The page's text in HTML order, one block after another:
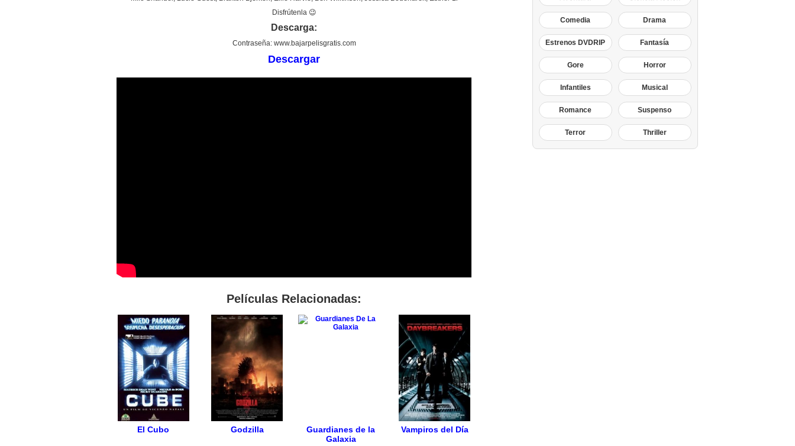
Disfrútenla 😉
Descarga:
Contraseña: www.bajarpelisgratis.com
Descargar
Películas Relacionadas:
El Cubo Godzilla
Guardianes de la
Galaxia
Vampiros del Día
Comedia Drama
Estrenos DVDRIP Fantasía
Gore Horror
Infantiles Musical
Romance Suspenso
Terror Thriller